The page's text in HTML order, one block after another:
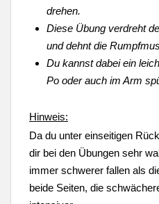
drehen.
Diese Übung verdreht
und dehnt die
Du kannst dabei ein
Po oder auch im Arm
Hinweis:
Da du unter einseitigen
dir bei den Übungen sehr
immer schwerer fallen als
beide Seiten, die